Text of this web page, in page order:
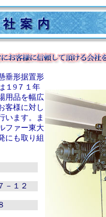
垂形据置形
１9７１年
用品を幅広
客様に対し
います。ま
ファー東大
にも取り組
－１２